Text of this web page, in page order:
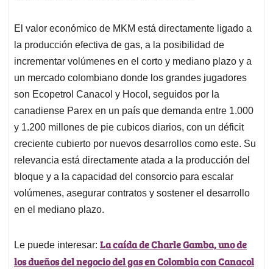
El valor económico de MKM está directamente ligado a
la producción efectiva de gas, a la posibilidad de
incrementar volúmenes en el corto y mediano plazo y a
un mercado colombiano donde los grandes jugadores
son Ecopetrol Canacol y Hocol, seguidos por la
canadiense Parex en un país que demanda entre 1.000
y 1.200 millones de pie cubicos diarios, con un déficit
creciente cubierto por nuevos desarrollos como este. Su
relevancia está directamente atada a la producción del
bloque y a la capacidad del consorcio para escalar
volúmenes, asegurar contratos y sostener el desarrollo
en el mediano plazo.
Le puede interesar: La caída de Charle Gamba, uno de
los dueños del negocio del gas en Colombia con Canacol